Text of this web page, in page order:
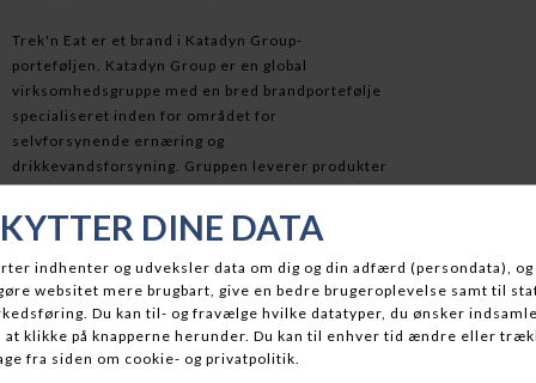
Trek'n Eat er et brand i Katadyn Group-
porteføljen. Katadyn Group er en global
virksomhedsgruppe med en bred brandportefølje
specialiseret inden for området for
selvforsynende ernæring og
drikkevandsforsyning. Gruppen leverer produkter
og løsninger til udendørs- og marineindustrien
samt til industrielle og kommunale behov.
Humanitære organisationer og militæret har i
årevis været faste kunder hos den schweiziske
koncern.